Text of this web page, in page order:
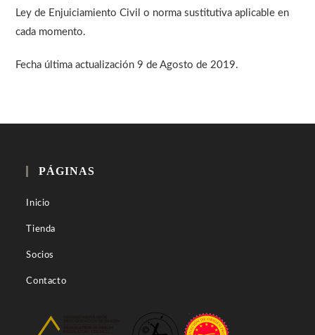
Ley de Enjuiciamiento Civil o norma sustitutiva aplicable en
cada momento.
Fecha última actualización 9 de Agosto de 2019.
PÁGINAS
Inicio
Tienda
Socios
Contacto